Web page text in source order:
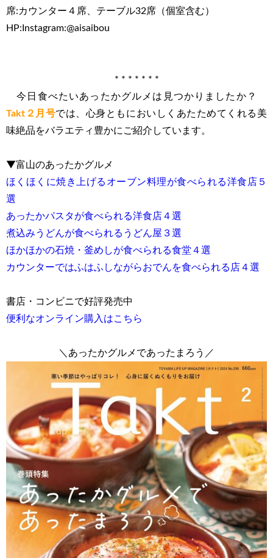
席:カウンター４席、テーブル32席（個室含む）
HP:Instagram:@aisaibou
* * * * * * *
今日食べたいあったかグルメは見つかりましたか？
Takt２月号では、心身ともにおいしくあたためてくれる美
味絶品をバラエティ豊かにご紹介しています。
▼富山のあったかグルメ
ほくほくに焼き上げるオーブン料理が食べられる洋食店５
選
あったかパスタが食べられる洋食店４選
煮込みうどんが食べられるうどん屋３選
ほかほかの石焼・釜めしが食べられる食堂４選
カウンターではふはふしながらおでんを食べられる店４選
書店・コンビニで好評発売中
便利なオンライン購入はこちら
＼あったかグルメであったまろう／